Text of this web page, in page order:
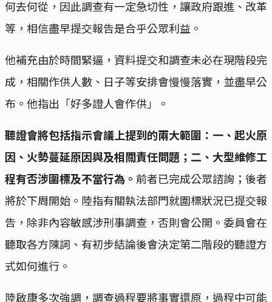
何去何從，因此調查有一定急切性，讓政府跟進、改革
等，相信盡早提交報告是合乎公眾利益。
他補充由於時間緊逼，資料提交和調查未必在現階段完
成，相關作供人數、日子等安排會慢慢落實，並盡早公
布。他指出「好多證人會作供」。
聽證會將包括指示會議上提到的兩大範圍：一、起火原
因、火勢蔓延原因與及相關責任問題；二、大型維修工
程有否涉圍標及不當行為。 前者已完成公眾諮詢；後者
將於下周開始。陸指有關執法部門就圍標狀況已提交報
告，除非內容敏感涉刑事調查，否則會公開。委員會在
聽取各方陳詞、有初步結論後會決定第二階段的聽證方
式如何進行。
陸啟康多次強調，調查過程要將事實還原，過程中可能